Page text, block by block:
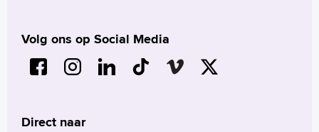
Volg ons op Social Media
Direct naar